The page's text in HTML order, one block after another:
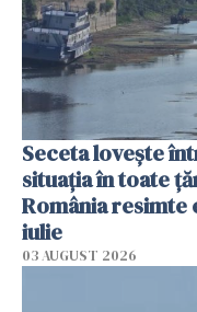
Seceta lovește
situația în toate
România resimte
iulie
03 AUGUST 2026